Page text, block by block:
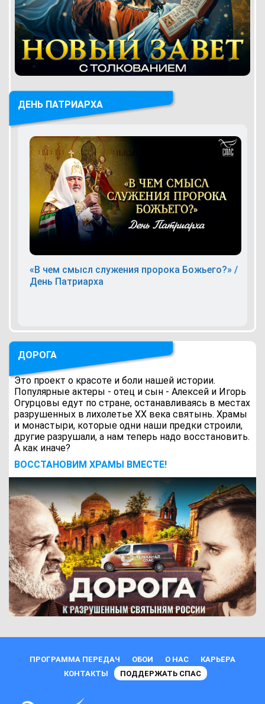
ДЕНЬ ПАТРИАРХА
«В чем смысл служения пророка Божьего?» /
День Патриарха
ДОРОГА
Это проект о красоте и боли нашей истории.
Популярные актеры - отец и сын - Алексей и Игорь
Огурцовы едут по стране, останавливаясь в местах
разрушенных в лихолетье ХХ века святынь. Храмы
и монастыри, которые одни наши предки строили,
другие разрушали, а нам теперь надо восстановить.
А как иначе?
ВОCСТАНОВИМ ХРАМЫ ВМЕСТЕ!
ПРОГРАММА ПЕРЕДАЧ ОБОИ О НАС
КАРЬЕРА
КОНТАКТЫ
ПОДДЕРЖАТЬ СПАС